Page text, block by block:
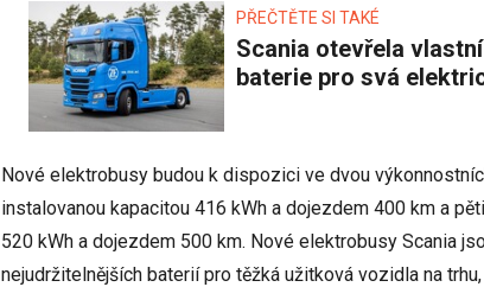
PŘEČTĚTE SI TAKÉ
Scania otevřela vlastní montážní linku na
baterie pro svá
Nové elektrobusy budou k dispozici ve dvou
instalovanou kapacitou 416 kWh a dojezdem 400 km a
520 kWh a dojezdem 500 km. Nové elektrobusy Scania
nejudržitelnějších baterií pro těžká užitková vozidla na